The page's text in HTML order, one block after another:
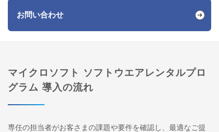
お問い合わせ
マイクロソフト ソフトウエアレンタルプロ
グラム 導入の流れ
専任の担当者がお客さまの課題や要件を確認し、最適なご提